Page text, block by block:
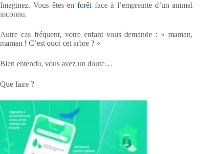
Imaginez. Vous êtes enforêt face à l’empreinte d’un animal
inconnu.
Autre cas fréquent, votre enfant vous demande : « maman,
maman ! C’est quoi cet arbre ? »
Bien entendu, vous avez un doute…
Que faire ?